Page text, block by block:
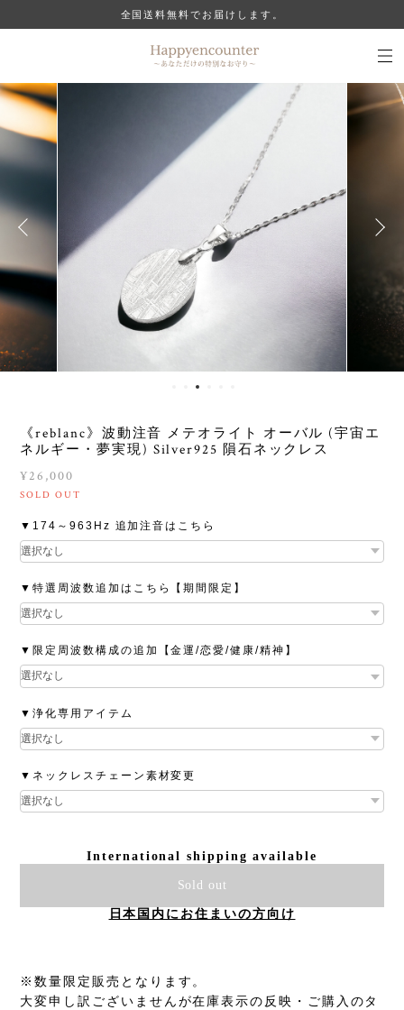
全国送料無料でお届けします。
《reblanc》波動注音 メテオライト オーバル (宇宙エ
ネルギー・夢実現) Silver925 隕石ネックレス
¥26,000
SOLD OUT
▼174～963Hz 追加注音はこちら
▼特選周波数追加はこちら【期間限定】
▼限定周波数構成の追加【金運/恋愛/健康/精神】
▼浄化専用アイテム
▼ネックレスチェーン素材変更
International shipping available
Sold out
日本国内にお住まいの方向け
※数量限定販売となります。
大変申し訳ございませんが在庫表示の反映・ご購入のタ